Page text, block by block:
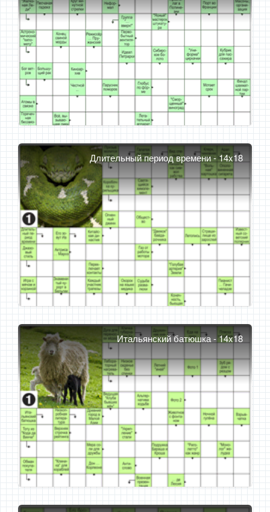
Длительный период времени - 14x18
Итальянский батюшка - 14x18